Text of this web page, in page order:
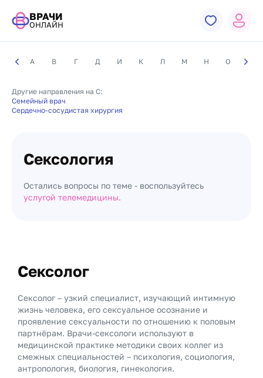
ВРАЧИ
ОНЛАЙН
А В Г Д И К Л М Н О П
Другие направления на С:
Семейный врач
Сердечно-сосудистая хирургия
Сексология
Остались вопросы по теме - воспользуйтесь
услугой телемедицины.
Сексолог
Сексолог – узкий специалист, изучающий интимную
жизнь человека, его сексуальное осознание и
проявление сексуальности по отношению к половым
партнёрам. Врачи-сексологи используют в
медицинской практике методики своих коллег из
смежных специальностей – психология, социология,
антропология, биология, гинекология.